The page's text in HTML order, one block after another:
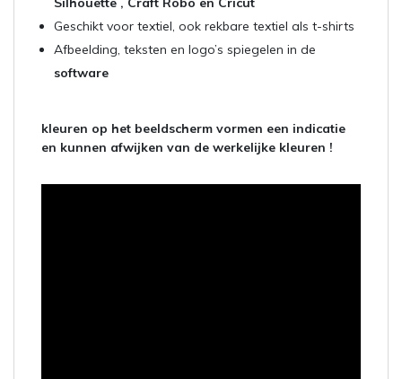
Geschikt voor textiel, ook rekbare textiel als t-shirts
Afbeelding, teksten en logo’s spiegelen in de
software
kleuren op het beeldscherm vormen een indicatie
en kunnen afwijken van de werkelijke kleuren !